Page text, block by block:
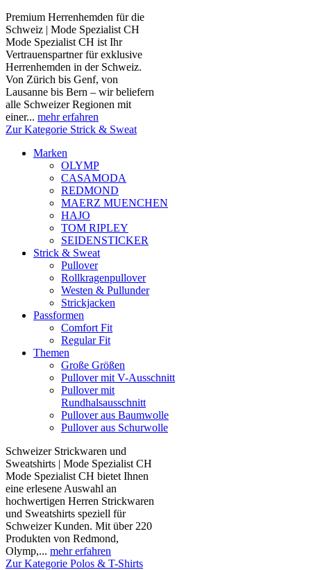
Premium Herrenhemden für die
Schweiz | Mode Spezialist CH
Mode Spezialist CH ist Ihr
Vertrauenspartner für exklusive
Herrenhemden in der Schweiz.
Von Zürich bis Genf, von
Lausanne bis Bern – wir beliefern
alle Schweizer Regionen mit
einer... mehr erfahren
Zur Kategorie Strick & Sweat
Marken
OLYMP
CASAMODA
REDMOND
MAERZ MUENCHEN
HAJO
TOM RIPLEY
SEIDENSTICKER
Strick & Sweat
Pullover
Rollkragenpullover
Westen & Pullunder
Strickjacken
Passformen
Comfort Fit
Regular Fit
Themen
Große Größen
Pullover mit V-Ausschnitt
Pullover mit
Rundhalsausschnitt
Pullover aus Baumwolle
Pullover aus Schurwolle
Schweizer Strickwaren und
Sweatshirts | Mode Spezialist CH
Mode Spezialist CH bietet Ihnen
eine erlesene Auswahl an
hochwertigen Herren Strickwaren
und Sweatshirts speziell für
Schweizer Kunden. Mit über 220
Produkten von Redmond,
Olymp,... mehr erfahren
Zur Kategorie Polos & T-Shirts